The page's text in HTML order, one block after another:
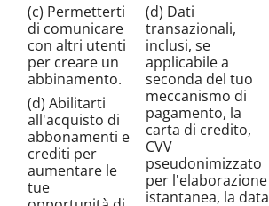
(c) Permetterti
di comunicare
con altri utenti
per creare un
abbinamento.
(d) Abilitarti
all'acquisto di
abbonamenti e
crediti per
aumentare le
tue
(d) Dati
transazionali,
inclusi, se
applicabile a
seconda del tuo
meccanismo di
pagamento, la
carta di credito,
CVV
pseudonimizzato
per l'elaborazione
istantanea, la data